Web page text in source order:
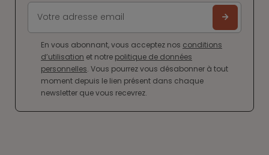
En vous abonnant, vous acceptez nos conditions
d’utilisation et notre politique de données
personnelles. Vous pourrez vous désabonner à tout
moment depuis le lien présent dans chaque
newsletter que vous recevrez.